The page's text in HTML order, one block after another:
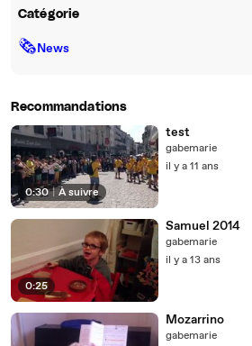
Catégorie
🗞News
Recommandations
0:30 | À suivre
test
gabemarie
il y a 11 ans
0:25
Samuel 2014
gabemarie
il y a 13 ans
Mozarrino
gabemarie